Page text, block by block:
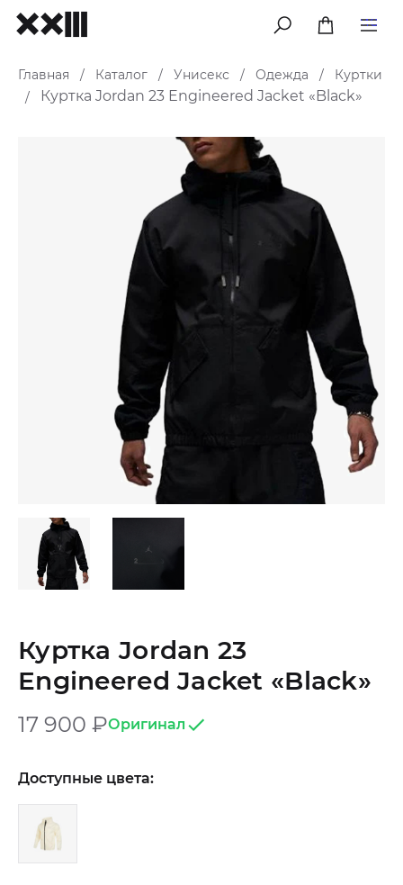
меню
Главная / Каталог / Унисекс / Одежда /
Куртки
/
Куртка Jordan 23 Engineered Jacket «Black»
Куртка Jordan 23
Engineered Jacket «Black»
17 900 ₽Оригинал
Доступные цвета: